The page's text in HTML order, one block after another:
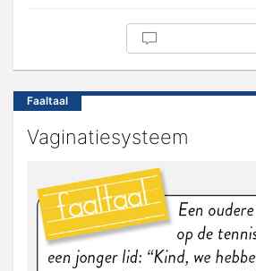
Faaltaal
Vaginatiesysteem